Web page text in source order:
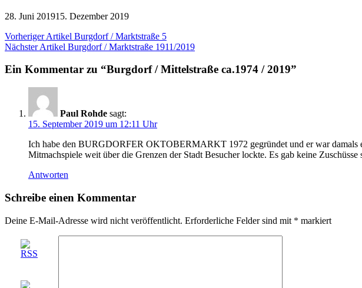
28. Juni 201915. Dezember 2019
Beitragsnavigation
Vorheriger Artikel Burgdorf / Marktstraße 5
Nächster Artikel Burgdorf / Marktstraße 1911/2019
Ein Kommentar zu “Burgdorf / Mittelstraße ca.1974 / 2019”
Paul Rohde sagt:
15. September 2019 um 12:11 Uhr
Ich habe den BURGDORFER OKTOBERMARKT 1972 gegründet und er war damals
Mitmachspiele weit über die Grenzen der Stadt Besucher lockte. Es gab keine
Antworten
Schreibe einen Kommentar
Deine E-Mail-Adresse wird nicht veröffentlicht. Erforderliche Felder sind mit * markiert